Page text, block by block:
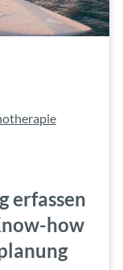
erfassen
how